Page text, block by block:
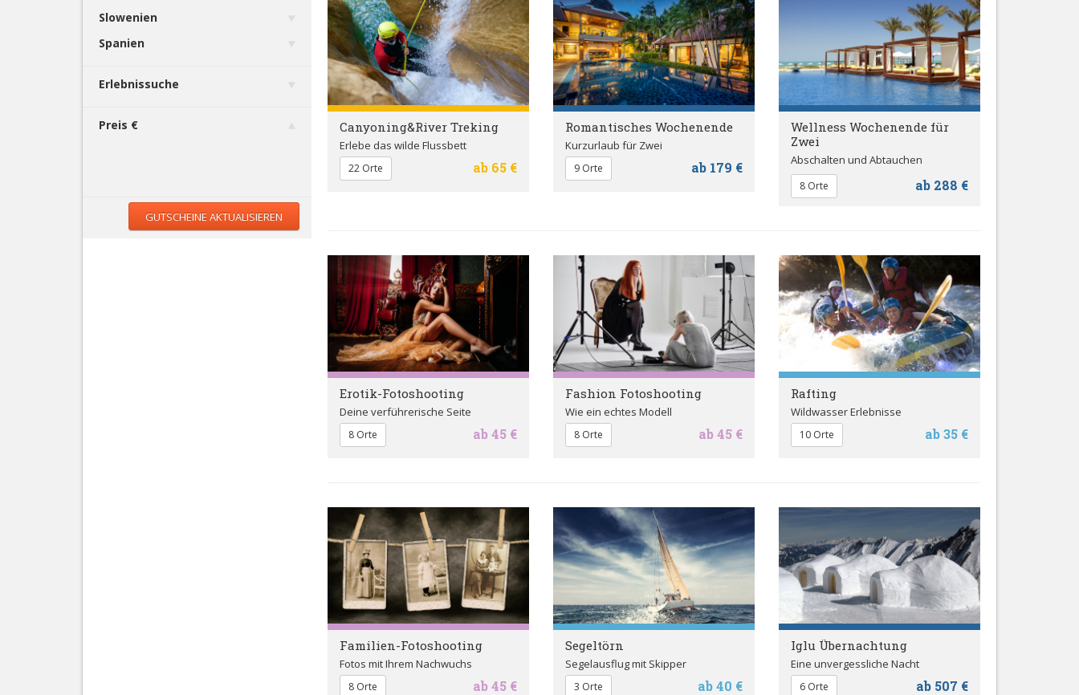
Slowenien
Spanien
Erlebnissuche
Preis €
GUTSCHEINE AKTUALISIEREN
Canyoning&River Treking
Erlebe das wilde Flussbett
ab 65 €
22 Orte
Romantisches Wochenende
Kurzurlaub für Zwei
ab 179 €
9 Orte
Wellness Wochenende für
Zwei
Abschalten und Abtauchen
ab 288 €
8 Orte
Erotik-Fotoshooting
Deine verführerische Seite
ab 45 €
8 Orte
Fashion Fotoshooting
Wie ein echtes Modell
ab 45 €
8 Orte
Rafting
Wildwasser Erlebnisse
ab 35 €
10 Orte
Familien-Fotoshooting
Fotos mit Ihrem Nachwuchs
ab 45 €
8 Orte
Segeltörn
Segelausflug mit Skipper
ab 40 €
3 Orte
Iglu Übernachtung
Eine unvergessliche Nacht
ab 507 €
6 Orte